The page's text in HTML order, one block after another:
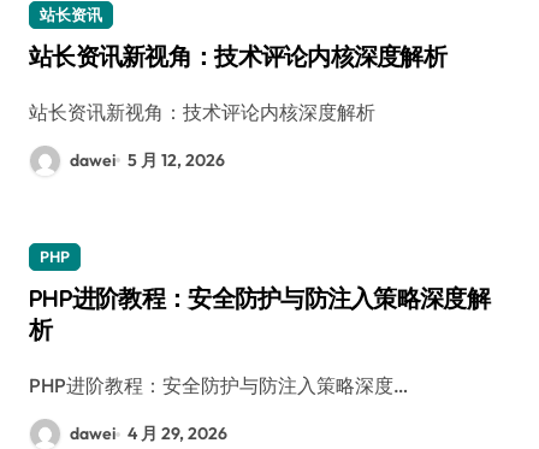
站长资讯
站长资讯新视角：技术评论内核深度解析
站长资讯新视角：技术评论内核深度解析
dawei 5 月 12, 2026
PHP
PHP进阶教程：安全防护与防注入策略深度解
析
PHP进阶教程：安全防护与防注入策略深度…
dawei 4 月 29, 2026